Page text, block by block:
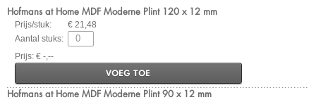
Hofmans at Home MDF Moderne Plint 120 x 12 mm
Prijs/stuk:
€ 21,48
Aantal stuks:
Prijs: € -,--
VOEG TOE
Hofmans at Home MDF Moderne Plint 90 x 12 mm